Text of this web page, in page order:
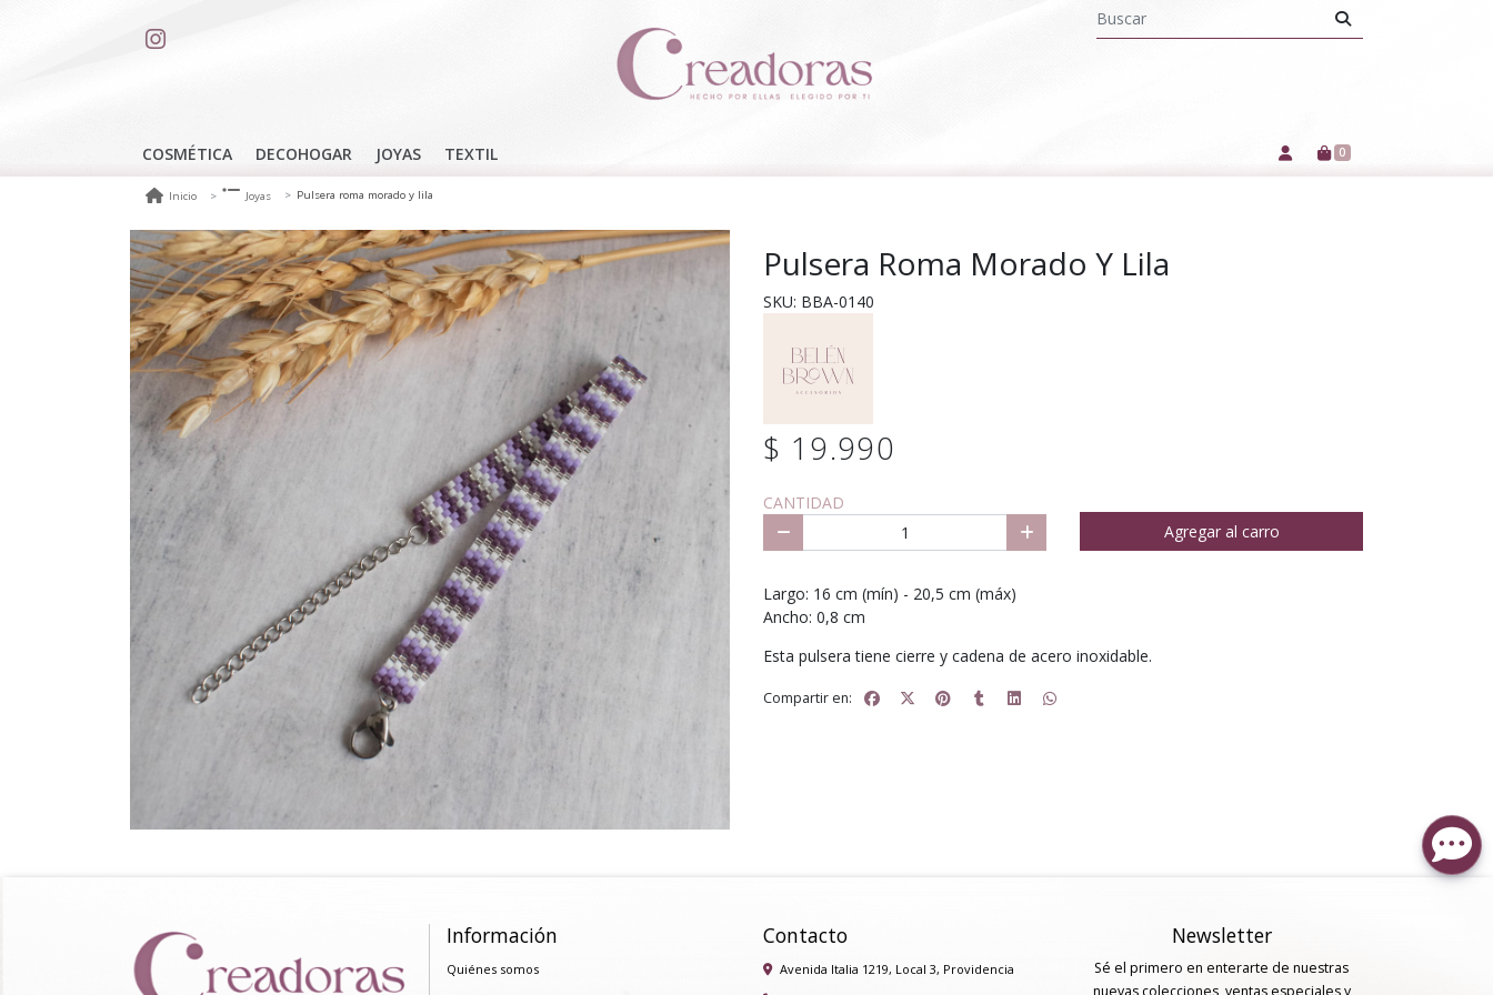
COSMÉTICA DECOHOGAR JOYAS TEXTIL 0
Inicio Joyas Pulsera roma morado y lila
Pulsera Roma Morado Y Lila
SKU: BBA-0140
$ 19.990
CANTIDAD
Agregar al carro
Largo: 16 cm (mín) - 20,5 cm (máx)
Ancho: 0,8 cm
Esta pulsera tiene cierre y cadena de acero inoxidable.
Compartir en:
Información
Quiénes somos
Contacto
Avenida Italia 1219, Local 3, Providencia
Newsletter
Sé el primero en enterarte de nuestras
nuevas colecciones, ventas especiales y